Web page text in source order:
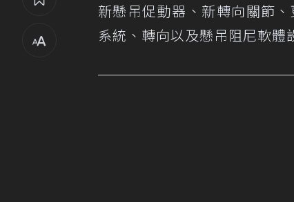
新懸吊促動器、新轉向關節
系統、轉向以及懸吊阻尼軟體